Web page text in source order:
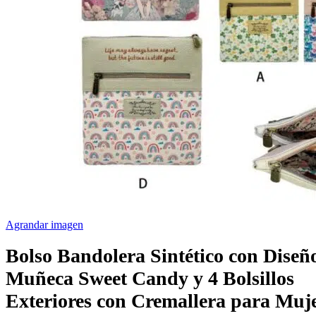
Agrandar imagen
Bolso Bandolera Sintético con
Muñeca Sweet Candy y 4 Bolsillos
Exteriores con Cremallera para